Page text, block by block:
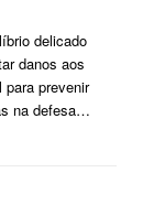
delicado
danos aos
prevenir
na defesa…